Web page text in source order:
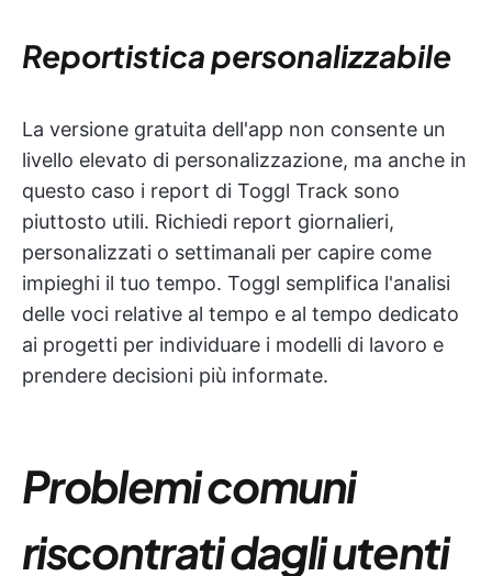
Reportistica personalizzabile
La versione gratuita dell'app non consente un
livello elevato di personalizzazione, ma anche in
questo caso i report di Toggl Track sono
piuttosto utili. Richiedi report giornalieri,
personalizzati o settimanali per capire come
impieghi il tuo tempo. Toggl semplifica l'analisi
delle voci relative al tempo e al tempo dedicato
ai progetti per individuare i modelli di lavoro e
prendere decisioni più informate.
Problemi comuni
riscontrati dagli utenti